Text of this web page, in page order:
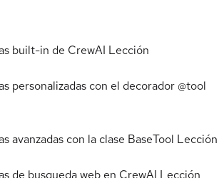
built-in de CrewAI Lección
personalizadas con el decorador @tool
avanzadas con la clase BaseTool Lección
de busqueda web en CrewAI Lección